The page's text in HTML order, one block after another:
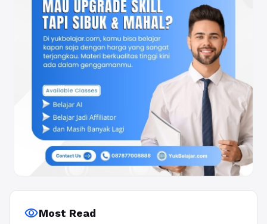
visibilityMost Read